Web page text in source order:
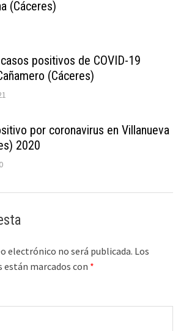
(Cáceres)
positivos de COVID-19
(Cáceres)
por coronavirus en Villanueva
2020
electrónico no será publicada. Los
marcados con *